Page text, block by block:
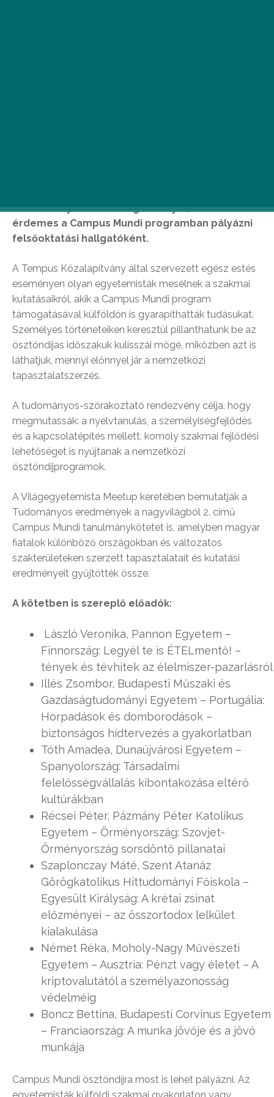
rendezvényen azt is megtudhatjuk, miért
érdemes a Campus Mundi programban pályázni
felsőoktatási hallgatóként.
A Tempus Közalapítvány által szervezett egész estés
eseményen olyan egyetemisták mesélnek a szakmai
kutatásaikról, akik a Campus Mundi program
támogatásával külföldön is gyarapíthatták tudásukat.
Személyes történeteiken keresztül pillanthatunk be az
ösztöndíjas időszakuk kulisszái mögé, miközben azt is
láthatjuk, mennyi előnnyel jár a nemzetközi
tapasztalatszerzés.
A tudományos-szórakoztató rendezvény célja, hogy
megmutassák: a nyelvtanulás, a személyiségfejlődés
és a kapcsolatépítés mellett, komoly szakmai fejlődési
lehetőséget is nyújtanak a nemzetközi
ösztöndíjprogramok.
A Világegyetemista Meetup keretében bemutatják a
Tudományos eredmények a nagyvilágból 2. című
Campus Mundi tanulmánykötetet is, amelyben magyar
fiatalok különböző országokban és változatos
szakterületeken szerzett tapasztalatait és kutatási
eredményeit gyűjtötték össze.
A kötetben is szereplő előadók:
László Veronika, Pannon Egyetem –
Finnország: Legyél te is ÉTELmentő! –
tények és tévhitek az élelmiszer-pazarlásról
Illés Zsombor, Budapesti Műszaki és
Gazdaságtudományi Egyetem – Portugália:
Horpadások és domborodások –
biztonságos hídtervezés a gyakorlatban
Tóth Amadea, Dunaújvárosi Egyetem –
Spanyolország: Társadalmi
felelősségvállalás kibontakozása eltérő
kultúrákban
Récsei Péter, Pázmány Péter Katolikus
Egyetem – Örményország: Szovjet-
Örményország sorsdöntő pillanatai
Szaplonczay Máté, Szent Atanáz
Görögkatolikus Hittudományi Főiskola –
Egyesült Királyság: A krétai zsinat
előzményei – az összortodox lelkület
kialakulása
Német Réka, Moholy-Nagy Művészeti
Egyetem – Ausztria: Pénzt vagy életet – A
kriptovalutától a személyazonosság
védelméig
Boncz Bettina, Budapesti Corvinus Egyetem
– Franciaország: A munka jövője és a jövő
munkája
Campus Mundi ösztöndíjra most is lehet pályázni. Az